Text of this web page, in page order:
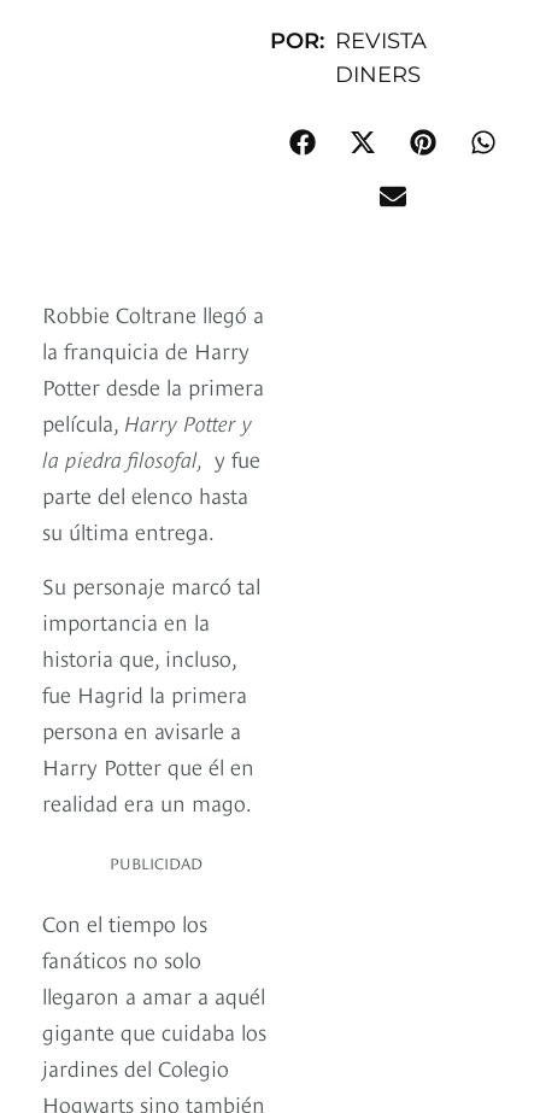
POR: REVISTA
DINERS
Robbie Coltrane llegó a
la franquicia de Harry
Potter desde la primera
película, Harry Potter y
la piedra filosofal, y fue
parte del elenco hasta
su última entrega.
Su personaje marcó tal
importancia en la
historia que, incluso,
fue Hagrid la primera
persona en avisarle a
Harry Potter que él en
realidad era un mago.
PUBLICIDAD
Con el tiempo los
fanáticos no solo
llegaron a amar a aquél
gigante que cuidaba los
jardines del Colegio
Hogwarts sino también